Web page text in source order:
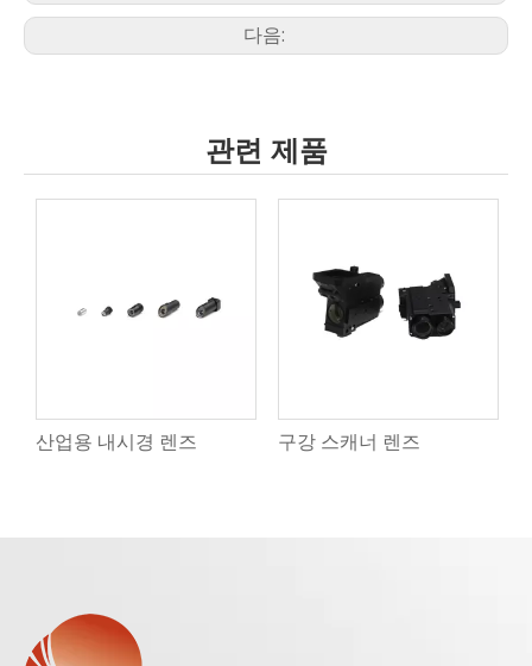
다음:
관련 제품
산업용 내시경 렌즈 구강 스캐너 렌즈